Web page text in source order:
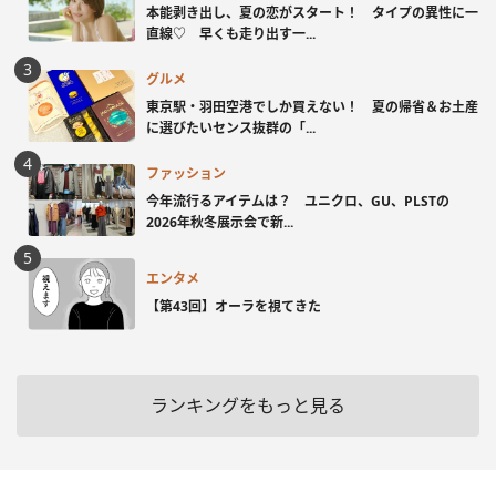
本能剥き出し、夏の恋がスタート！ タイプの異性に一
直線♡ 早くも走り出す一...
グルメ
東京駅・羽田空港でしか買えない！ 夏の帰省＆お土産
に選びたいセンス抜群の「...
ファッション
今年流行るアイテムは？ ユニクロ、GU、PLSTの
2026年秋冬展示会で新...
エンタメ
【第43回】オーラを視てきた
ランキングをもっと見る